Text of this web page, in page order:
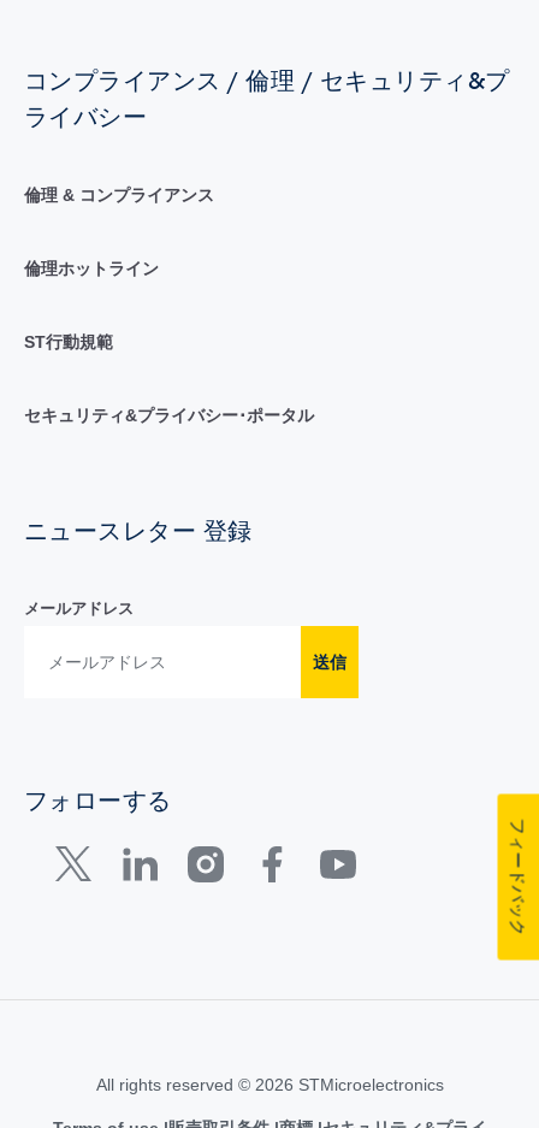
コンプライアンス / 倫理 / セキュリティ&プ
ライバシー
倫理 & コンプライアンス
倫理ホットライン
ST行動規範
セキュリティ&プライバシー･ポータル
ニュースレター 登録
メールアドレス
送信
フォローする
All rights reserved © 2026 STMicroelectronics
フィードバック